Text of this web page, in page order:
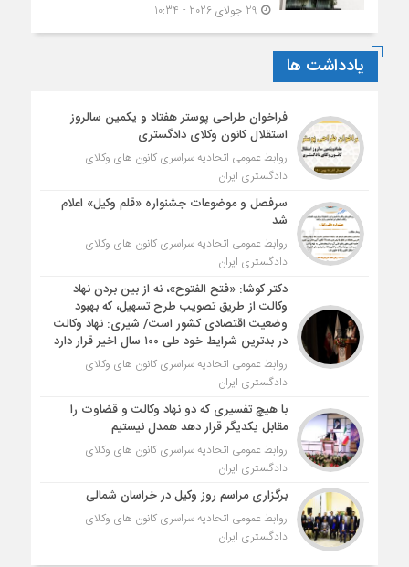
یادداشت ها
فراخوان طراحی پوستر هفتاد و یکمین سالروز
استقلال کانون وکلای دادگستری
روابط عمومی اتحادیه سراسری کانون های وکلای
دادگستری ایران
سرفصل و موضوعات جشنواره «قلم وکیل» اعلام
شد
روابط عمومی اتحادیه سراسری کانون های وکلای
دادگستری ایران
دکتر کوشا: «فتح الفتوح»، نه از بین بردن نهاد
وکالت از طریق تصویب طرح تسهیل، که بهبود
وضعیت اقتصادی کشور است/ شیری: نهاد وکالت
در بدترین شرایط خود طی ۱۰۰ سال اخیر قرار دارد
روابط عمومی اتحادیه سراسری کانون های وکلای
دادگستری ایران
با هیچ تفسیری که دو نهاد وکالت و قضاوت را
مقابل یکدیگر قرار دهد همدل نیستیم
روابط عمومی اتحادیه سراسری کانون های وکلای
دادگستری ایران
برگزاری مراسم روز وکیل در خراسان شمالی
روابط عمومی اتحادیه سراسری کانون های وکلای
دادگستری ایران